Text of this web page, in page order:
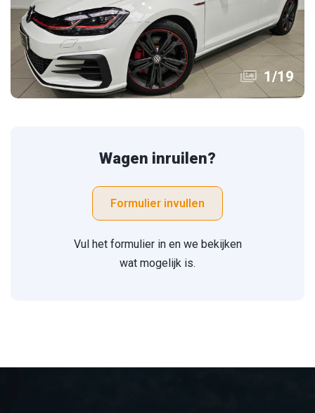
1/19
Wagen inruilen?
Formulier invullen
Vul het formulier in en we bekijken
wat mogelijk is.